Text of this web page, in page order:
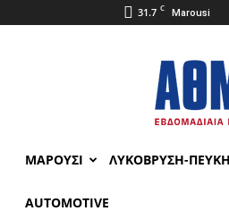
31.7 C Marousi
ΜΑΡΟΥΣΙ ΛΥΚΟΒΡΥΣΗ-ΠΕΥΚΗ
AUTOMOTIVE